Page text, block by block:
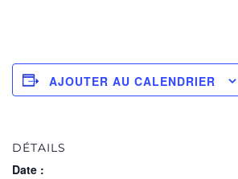
AJOUTER AU CALENDRIER
DÉTAILS
Date :